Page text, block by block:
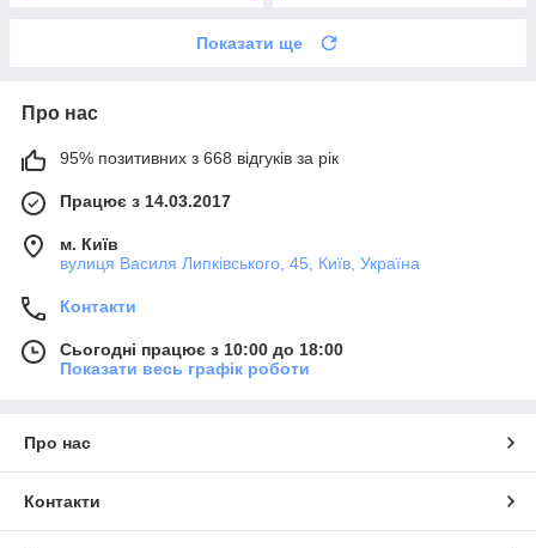
Показати ще
Про нас
95% позитивних з 668 відгуків за рік
Працює з 14.03.2017
м. Київ
вулиця Василя Липківського, 45, Київ, Україна
Контакти
Сьогодні працює з 10:00 до 18:00
Показати весь графік роботи
Про нас
Контакти